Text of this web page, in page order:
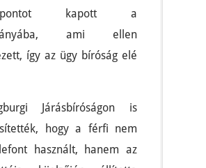
kapott a
ami ellen
így az ügy bíróság elé
Járásbíróságon is
hogy a férfi nem
használt, hanem az